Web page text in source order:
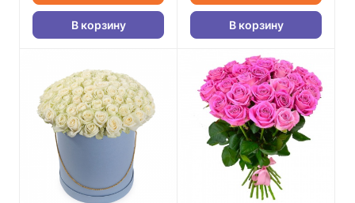
В корзину В корзину